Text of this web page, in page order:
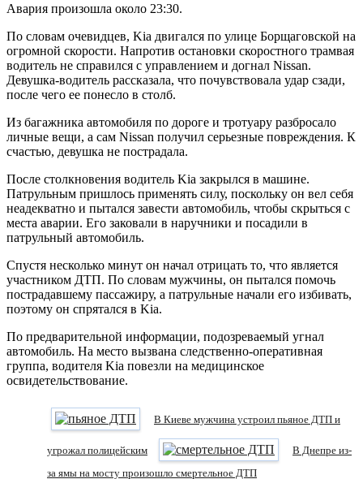
Авария произошла около 23:30.
По словам очевидцев, Kia двигался по улице Борщаговской на
огромной скорости. Напротив остановки скоростного трамвая
водитель не справился с управлением и догнал Nissan.
Девушка-водитель рассказала, что почувствовала удар сзади,
после чего ее понесло в столб.
Из багажника автомобиля по дороге и тротуару разбросало
личные вещи, а сам Nissan получил серьезные повреждения. К
счастью, девушка не пострадала.
После столкновения водитель Kia закрылся в машине.
Патрульным пришлось применять силу, поскольку он вел себя
неадекватно и пытался завести автомобиль, чтобы скрыться с
места аварии. Его заковали в наручники и посадили в
патрульный автомобиль.
Спустя несколько минут он начал отрицать то, что является
участником ДТП. По словам мужчины, он пытался помочь
пострадавшему пассажиру, а патрульные начали его избивать,
поэтому он спрятался в Kia.
По предварительной информации, подозреваемый угнал
автомобиль. На место вызвана следственно-оперативная
группа, водителя Kia повезли на медицинское
освидетельствование.
В Киеве мужчина устроил пьяное ДТП и
угрожал полицейским
В Днепре из-
за ямы на мосту произошло смертельное ДТП